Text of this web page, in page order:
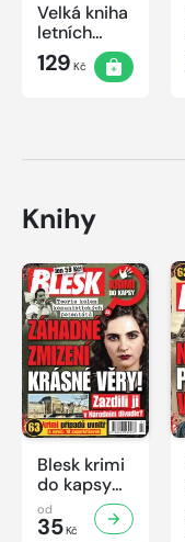
Velká kniha
letních
křížovek
2026
129 Kč
Knihy
Blesk krimi
do kapsy
č.7/2026
od
35Kč